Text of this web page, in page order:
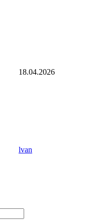
18.04.2026
lvan